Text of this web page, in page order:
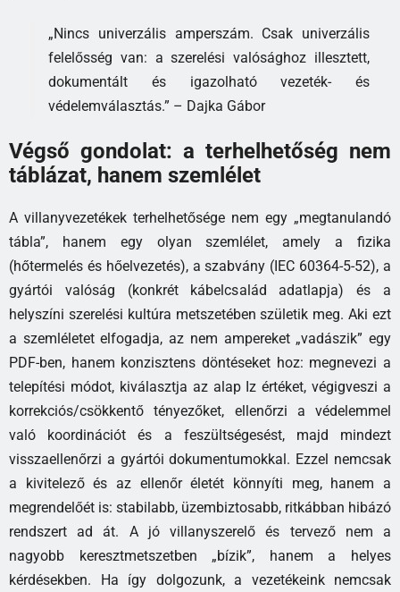
„Nincs univerzális amperszám. Csak univerzális
felelősség van: a szerelési valósághoz illesztett,
dokumentált és igazolható vezeték- és
védelemválasztás.” – Dajka Gábor
Végső gondolat: a terhelhetőség nem
táblázat, hanem szemlélet
A villanyvezetékek terhelhetősége nem egy „megtanulandó
tábla”, hanem egy olyan szemlélet, amely a fizika
(hőtermelés és hőelvezetés), a szabvány (IEC 60364-5-52), a
gyártói valóság (konkrét kábelcsalád adatlapja) és a
helyszíni szerelési kultúra metszetében születik meg. Aki ezt
a szemléletet elfogadja, az nem ampereket „vadászik” egy
PDF-ben, hanem konzisztens döntéseket hoz: megnevezi a
telepítési módot, kiválasztja az alap Iz értéket, végigveszi a
korrekciós/csökkentő tényezőket, ellenőrzi a védelemmel
való koordinációt és a feszültségesést, majd mindezt
visszaellenőrzi a gyártói dokumentumokkal. Ezzel nemcsak
a kivitelező és az ellenőr életét könnyíti meg, hanem a
megrendelőét is: stabilabb, üzembiztosabb, ritkábban hibázó
rendszert ad át. A jó villanyszerelő és tervező nem a
nagyobb keresztmetszetben „bízik”, hanem a helyes
kérdésekben. Ha így dolgozunk, a vezetékeink nemcsak